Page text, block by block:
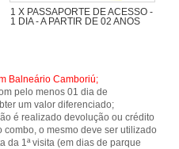
1 X PASSAPORTE DE ACESSO -
1 DIA - A PARTIR DE 02 ANOS
Balneário Camboriú;
pelo menos 01 dia de
um valor diferenciado;
é realizado devolução ou crédito
o mesmo deve ser utilizado
da 1ª visita (em dias de parque